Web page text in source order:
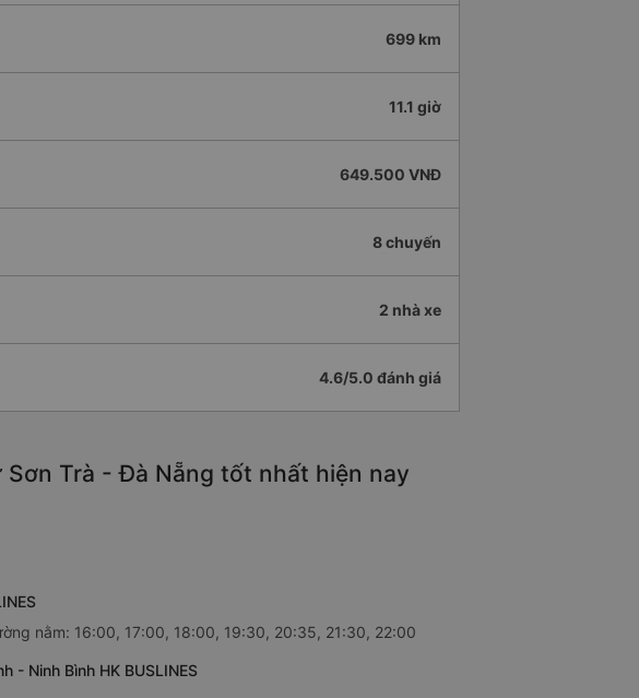
699 km
11.1 giờ
649.500 VNĐ
8 chuyến
2 nhà xe
4.6/5.0 đánh giá
Trà - Đà Nẵng tốt nhất hiện nay
nằm: 16:00, 17:00, 18:00, 19:30, 20:35, 21:30, 22:00
- Ninh Bình HK BUSLINES